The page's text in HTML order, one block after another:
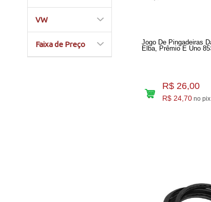
VW
Faixa de Preço
Jogo De Pingadeiras
Elba, Prêmio E Uno
R$ 26,00
R$ 24,70 no pix